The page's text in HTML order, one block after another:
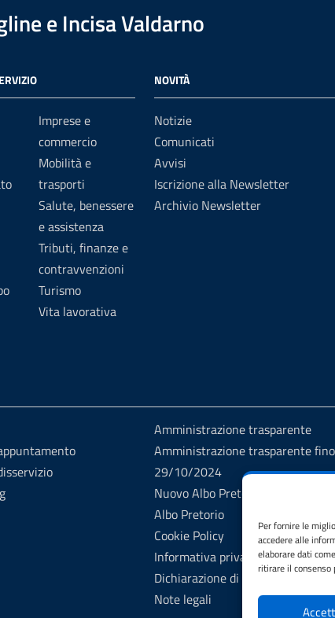
Per fornire le
accedere alle
elaborare dati
ritirare il consenso
e Incisa Valdarno
Imprese e
commercio
Mobilità e
trasporti
Salute, benessere
e assistenza
Tributi, finanze e
contravvenzioni
Turismo
Vita lavorativa
NOVITÀ
Notizie
Comunicati
Avvisi
Iscrizione alla Newsletter
Archivio Newsletter
Amministrazione trasparente
Amministrazione trasparente
29/10/2024
Nuovo Albo Pretorio
Albo Pretorio
Cookie Policy
Informativa privacy
Dichiarazione di accessibilità
Note legali